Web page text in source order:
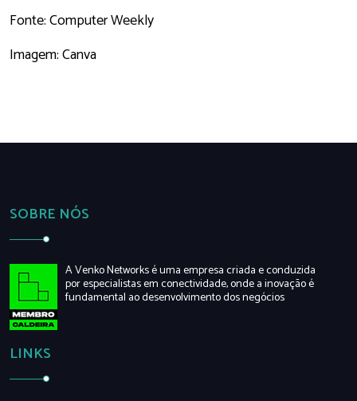
Fonte: Computer Weekly
Imagem: Canva
SOBRE NÓS
A Venko Networks é uma empresa criada e conduzida
por especialistas em conectividade, onde a inovação é
fundamental ao desenvolvimento dos negócios
LINKS